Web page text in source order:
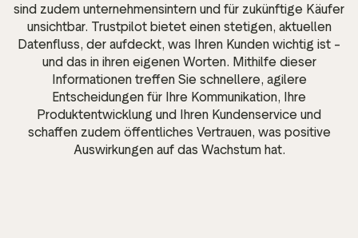
sind zudem unternehmensintern und für zukünftige Käufer
unsichtbar. Trustpilot bietet einen stetigen, aktuellen
Datenfluss, der aufdeckt, was Ihren Kunden wichtig ist –
und das in ihren eigenen Worten. Mithilfe dieser
Informationen treffen Sie schnellere, agilere
Entscheidungen für Ihre Kommunikation, Ihre
Produktentwicklung und Ihren Kundenservice und
schaffen zudem öffentliches Vertrauen, was positive
Auswirkungen auf das Wachstum hat.